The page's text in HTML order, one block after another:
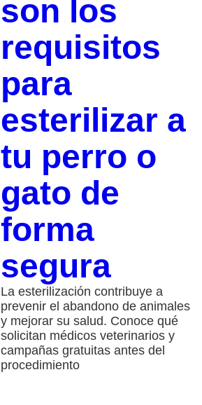
son los
requisitos
para
esterilizar a
tu perro o
gato de
forma
segura
La esterilización contribuye a
prevenir el abandono de animales
y mejorar su salud. Conoce qué
solicitan médicos veterinarios y
campañas gratuitas antes del
procedimiento